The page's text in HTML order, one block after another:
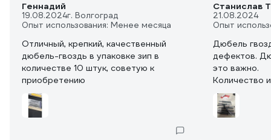
Геннадий
19.08.2024г. Волгоград
Опыт использования: Менее месяца
Отличный, крепкий, качественный
дюбель-гвоздь в упаковке зип в
количестве 10 штук, советую к
приобретению
Станислав
21.08.2024
Опыт
Дюбель
дефектов.
это важно.
Количество
отличные.
Пакет с